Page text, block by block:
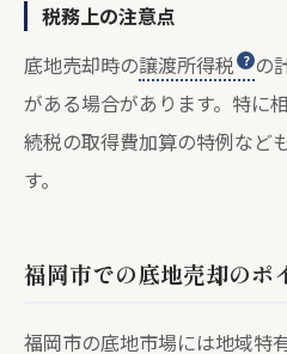
税務上の注意点
底地売却時の譲渡所得税
の
がある場合があります。特に
続税の取得費加算の特例など
す。
福岡市での底地売却のポ
福岡市の底地市場には地域特